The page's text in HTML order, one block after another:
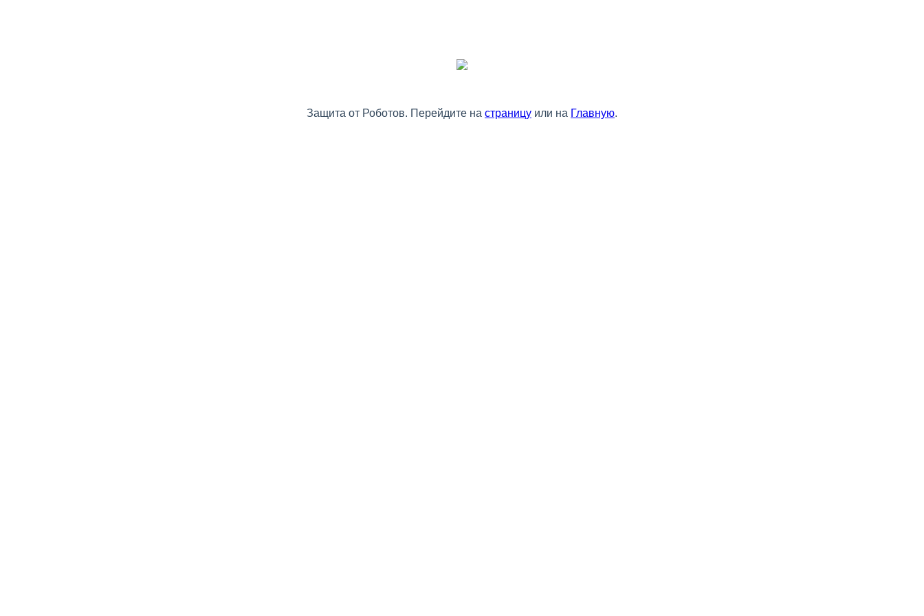
Защита от Роботов. Перейдите на страницу или на Главную.